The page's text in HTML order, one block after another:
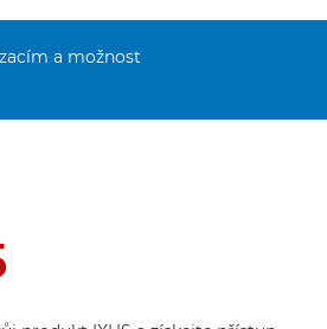
a možnost